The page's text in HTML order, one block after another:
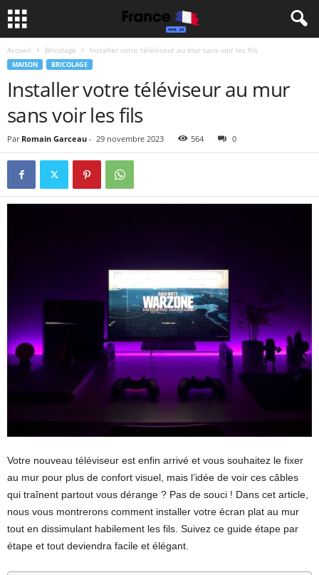
Accueil Bricolage Installer votre téléviseur au mur sans voir les fils
MAISON BRICOLAGE
Installer votre téléviseur au mur
sans voir les fils
Par Romain Garceau - 29 novembre 2023 564 0
Votre nouveau téléviseur est enfin arrivé et vous souhaitez le fixer
au mur pour plus de confort visuel, mais l’idée de voir ces câbles
qui traînent partout vous dérange ? Pas de souci ! Dans cet article,
nous vous montrerons comment installer votre écran plat au mur
tout en dissimulant habilement les fils. Suivez ce guide étape par
étape et tout deviendra facile et élégant.